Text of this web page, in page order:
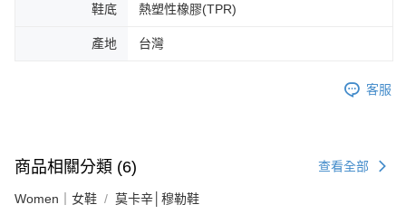
鞋底 熱塑性橡膠(TPR)
產地 台灣
客服
商品相關分類 (6) 查看全部
Women｜女鞋 莫卡辛│穆勒鞋